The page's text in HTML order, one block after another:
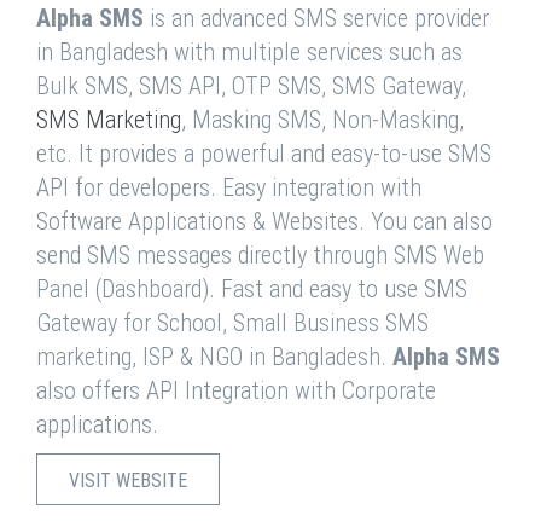
Alpha SMS is an advanced SMS service provider
in Bangladesh with multiple services such as
Bulk SMS, SMS API, OTP SMS, SMS Gateway,
SMS Marketing, Masking SMS, Non-Masking,
etc. It provides a powerful and easy-to-use SMS
API for developers. Easy integration with
Software Applications & Websites. You can also
send SMS messages directly through SMS Web
Panel (Dashboard). Fast and easy to use SMS
Gateway for School, Small Business SMS
marketing, ISP & NGO in Bangladesh. Alpha SMS
also offers API Integration with Corporate
applications.
VISIT WEBSITE